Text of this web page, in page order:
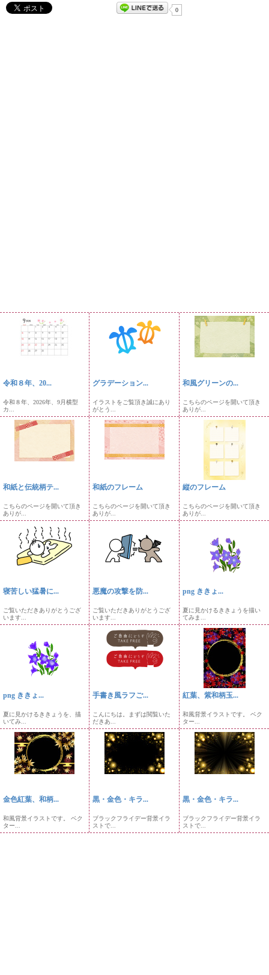
0
令和８年、20...
令和８年、2026年、9月横型
カ...
グラデーション...
イラストをご覧頂き誠にあり
がとう...
和風グリーンの...
こちらのページを開いて頂き
ありが...
和紙と伝統柄テ...
こちらのページを開いて頂き
ありが...
和紙のフレーム
こちらのページを開いて頂き
ありが...
縦のフレーム
こちらのページを開いて頂き
ありが...
寝苦しい猛暑に...
ご覧いただきありがとうござ
います...
悪魔の攻撃を防...
ご覧いただきありがとうござ
います...
png ききょ...
夏に見かけるききょうを描い
てみま...
png ききょ...
夏に見かけるききょうを、描
いてみ...
手書き風ラフご...
こんにちは。まずは閲覧いた
だきあ...
紅葉、紫和柄玉...
和風背景イラストです。 ベク
ター...
金色紅葉、和柄...
和風背景イラストです。 ベク
ター...
黒・金色・キラ...
ブラックフライデー背景イラ
ストで...
黒・金色・キラ...
ブラックフライデー背景イラ
ストで...